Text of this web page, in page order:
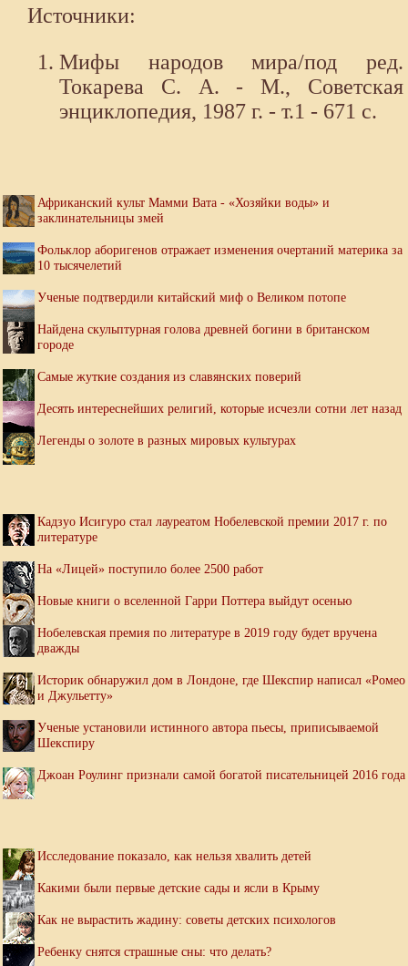
Источники:
Мифы народов мира/под ред.
Токарева С. А. - М., Советская
энциклопедия, 1987 г. - т.1 - 671 с.
Африканский культ Мамми Вата - «Хозяйки воды» и
заклинательницы змей
Фольклор аборигенов отражает изменения очертаний материка за
10 тысячелетий
Ученые подтвердили китайский миф о Великом потопе
Найдена скульптурная голова древней богини в британском
городе
Самые жуткие создания из славянских поверий
Десять интереснейших религий, которые исчезли сотни лет назад
Легенды о золоте в разных мировых культурах
Кадзуо Исигуро стал лауреатом Нобелевской премии 2017 г. по
литературе
На «Лицей» поступило более 2500 работ
Новые книги о вселенной Гарри Поттера выйдут осенью
Нобелевская премия по литературе в 2019 году будет вручена
дважды
Историк обнаружил дом в Лондоне, где Шекспир написал «Ромео
и Джульетту»
Ученые установили истинного автора пьесы, приписываемой
Шекспиру
Джоан Роулинг признали самой богатой писательницей 2016 года
Исследование показало, как нельзя хвалить детей
Какими были первые детские сады и ясли в Крыму
Как не вырастить жадину: советы детских психологов
Ребенку снятся страшные сны: что делать?